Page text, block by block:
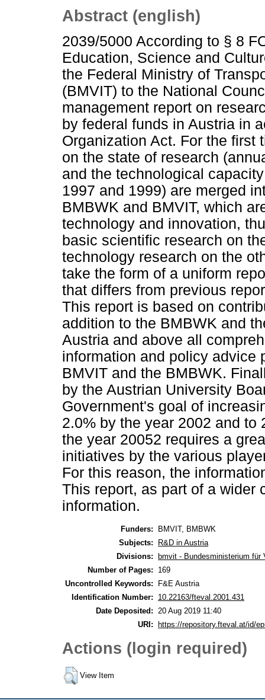
Abstract (english)
2039/5000 According to § 8
Education, Science and
the Federal Ministry of
(BMVIT) to the National
management report on
by federal funds in Austria in
Organization Act. For the first
on the state of research
and the technological
1997 and 1999) are merged
BMBWK and BMVIT, which
technology and innovation,
basic scientific research on
technology research on the
take the form of a uniform
that differs from previous
This report is based on
addition to the BMBWK and
Austria and above all
information and policy advice
BMVIT and the BMBWK.
by the Austrian University
Government's goal of
2.0% by the year 2002 and to
the year 20052 requires a
initiatives by the various
For this reason, the
This report, as part of a wider
information.
Funders:
BMVIT, BMBWK
Subjects:
R&D in Austria
Divisions:
bmvit - Bundesministerium für
Number of Pages:
169
Uncontrolled Keywords:
F&E Austria
Identification Number:
10.22163/fteval.2001.431
Date Deposited: 20 Aug 2019 11:40
URI:
https://repository.fteval.at/id/
Actions (login required)
View Item